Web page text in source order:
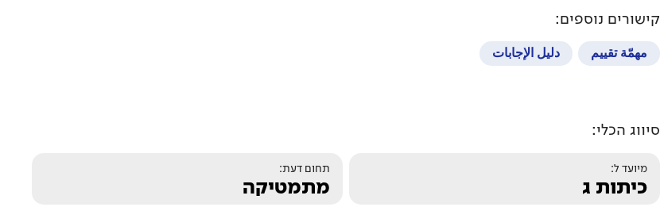
קישורים נוספים:
مهمّة تقييم دليل الإجابات
סיווג הכלי:
מיועד ל:
כיתות ג
תחום דעת:
מתמטיקה